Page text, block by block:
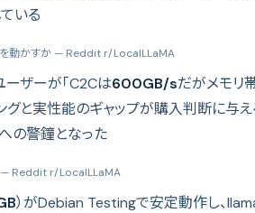
いる
動かすか — Reddit r/LocalLLaMA
ザーが「C2Cは600GB/sだがメモリ
グと実性能のギャップが購入判断に与
の警鐘となった
— Reddit r/LocalLLaMA
）がDebian Testingで安定動作し、